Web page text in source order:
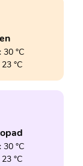
30 °C
°C
30 °C
°C